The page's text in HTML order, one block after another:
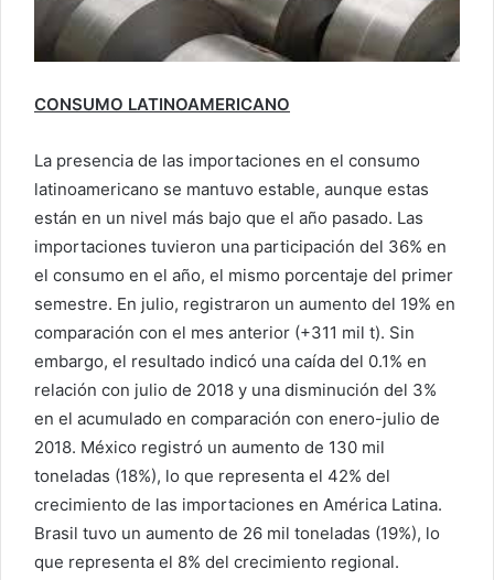
CONSUMO LATINOAMERICANO
La presencia de las importaciones en el consumo
latinoamericano se mantuvo estable, aunque estas
están en un nivel más bajo que el año pasado. Las
importaciones tuvieron una participación del 36% en
el consumo en el año, el mismo porcentaje del primer
semestre. En julio, registraron un aumento del 19% en
comparación con el mes anterior (+311 mil t). Sin
embargo, el resultado indicó una caída del 0.1% en
relación con julio de 2018 y una disminución del 3%
en el acumulado en comparación con enero-julio de
2018. México registró un aumento de 130 mil
toneladas (18%), lo que representa el 42% del
crecimiento de las importaciones en América Latina.
Brasil tuvo un aumento de 26 mil toneladas (19%), lo
que representa el 8% del crecimiento regional.